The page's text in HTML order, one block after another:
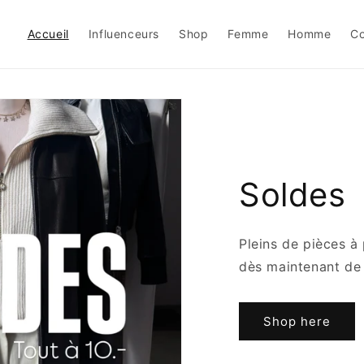
Accueil Influenceurs Shop Femme Homme
Soldes
Pleins de pièces
dès maintenant
Shop here